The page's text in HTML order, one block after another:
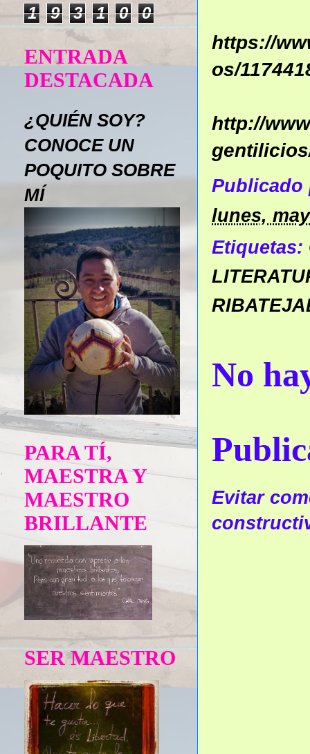
https://
os/
http://
lunes,
Etiquetas:
No
Evitar
1 9 3 1 0 0
ENTRADA
DESTACADA
¿QUIÉN SOY?
CONOCE UN
POQUITO SOBRE
MÍ
PARA TÍ,
MAESTRA Y
MAESTRO
BRILLANTE
SER MAESTRO